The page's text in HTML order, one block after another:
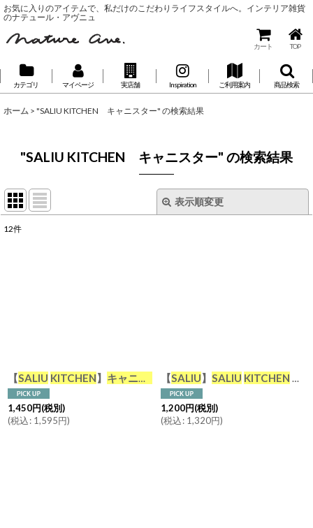
お気に入りのアイテムで、私だけのこだわりライフスタイルへ。インテリア雑貨
のナテュール・アヴニュ
カート TOP
カテゴリ マイページ 実店舗 Inspiration ご利用案内 商品検索
ホーム > "SALIU KITCHEN キャニスター" の検索結果
"SALIU KITCHEN キャニスター" の検索結果
表示順変更
12件
【SALIU KITCHEN】 キャニスター BS08 チーク材 木葢 スト
1,450円(税別)
(税込: 1,595円)
【SALIU】 SALIU KITCHEN
1,200円(税別)
(税込: 1,320円)